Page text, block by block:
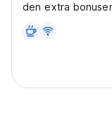
den extra
kulle med utsikt